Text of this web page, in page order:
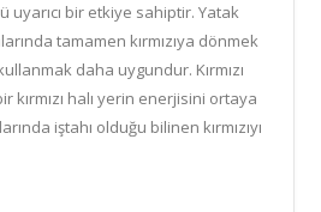
uyarıcı bir etkiye sahiptir. Yatak
tamamen kırmızıya dönmek
daha uygundur. Kırmızı
kırmızı halı yerin enerjisini ortaya
iştahı olduğu bilinen kırmızıyı